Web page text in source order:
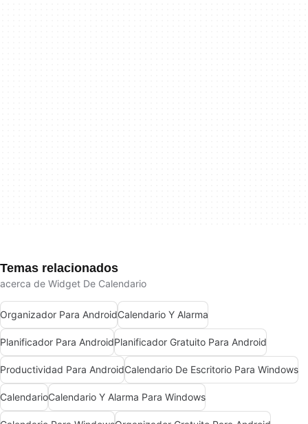
Temas relacionados
acerca de Widget De Calendario
Organizador Para AndroidCalendario Y Alarma
Planificador Para AndroidPlanificador Gratuito Para Android
Productividad Para AndroidCalendario De Escritorio Para Windows
CalendarioCalendario Y Alarma Para Windows